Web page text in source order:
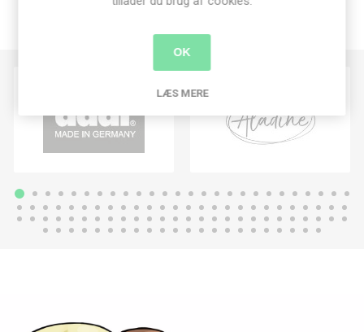
OK
LÆS MERE